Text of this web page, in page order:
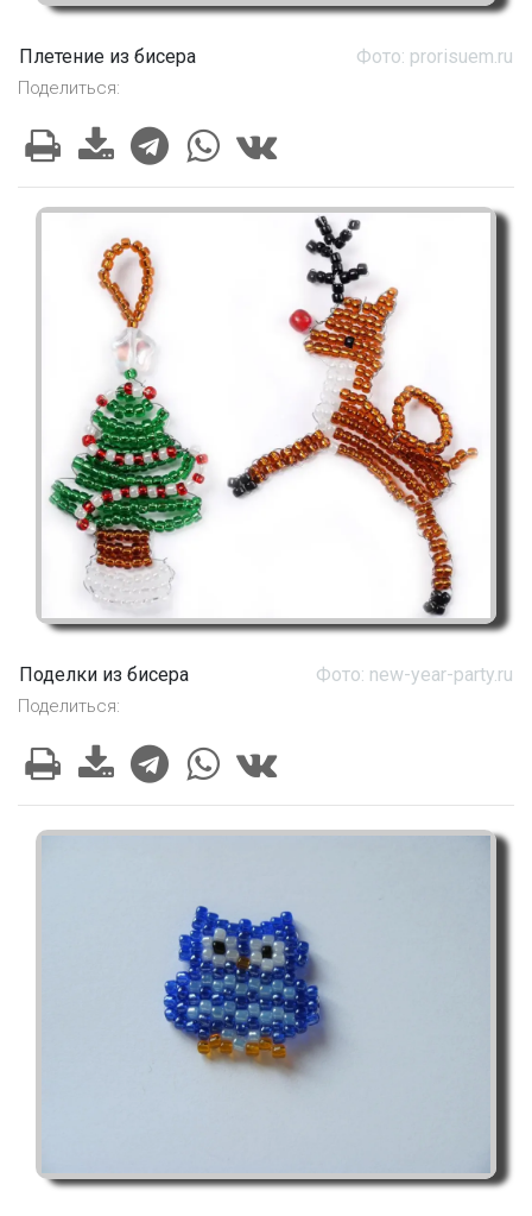
Плетение из бисера Фото: prorisuem.ru
Поделиться:
Поделки из бисера Фото: new-year-party.ru
Поделиться: